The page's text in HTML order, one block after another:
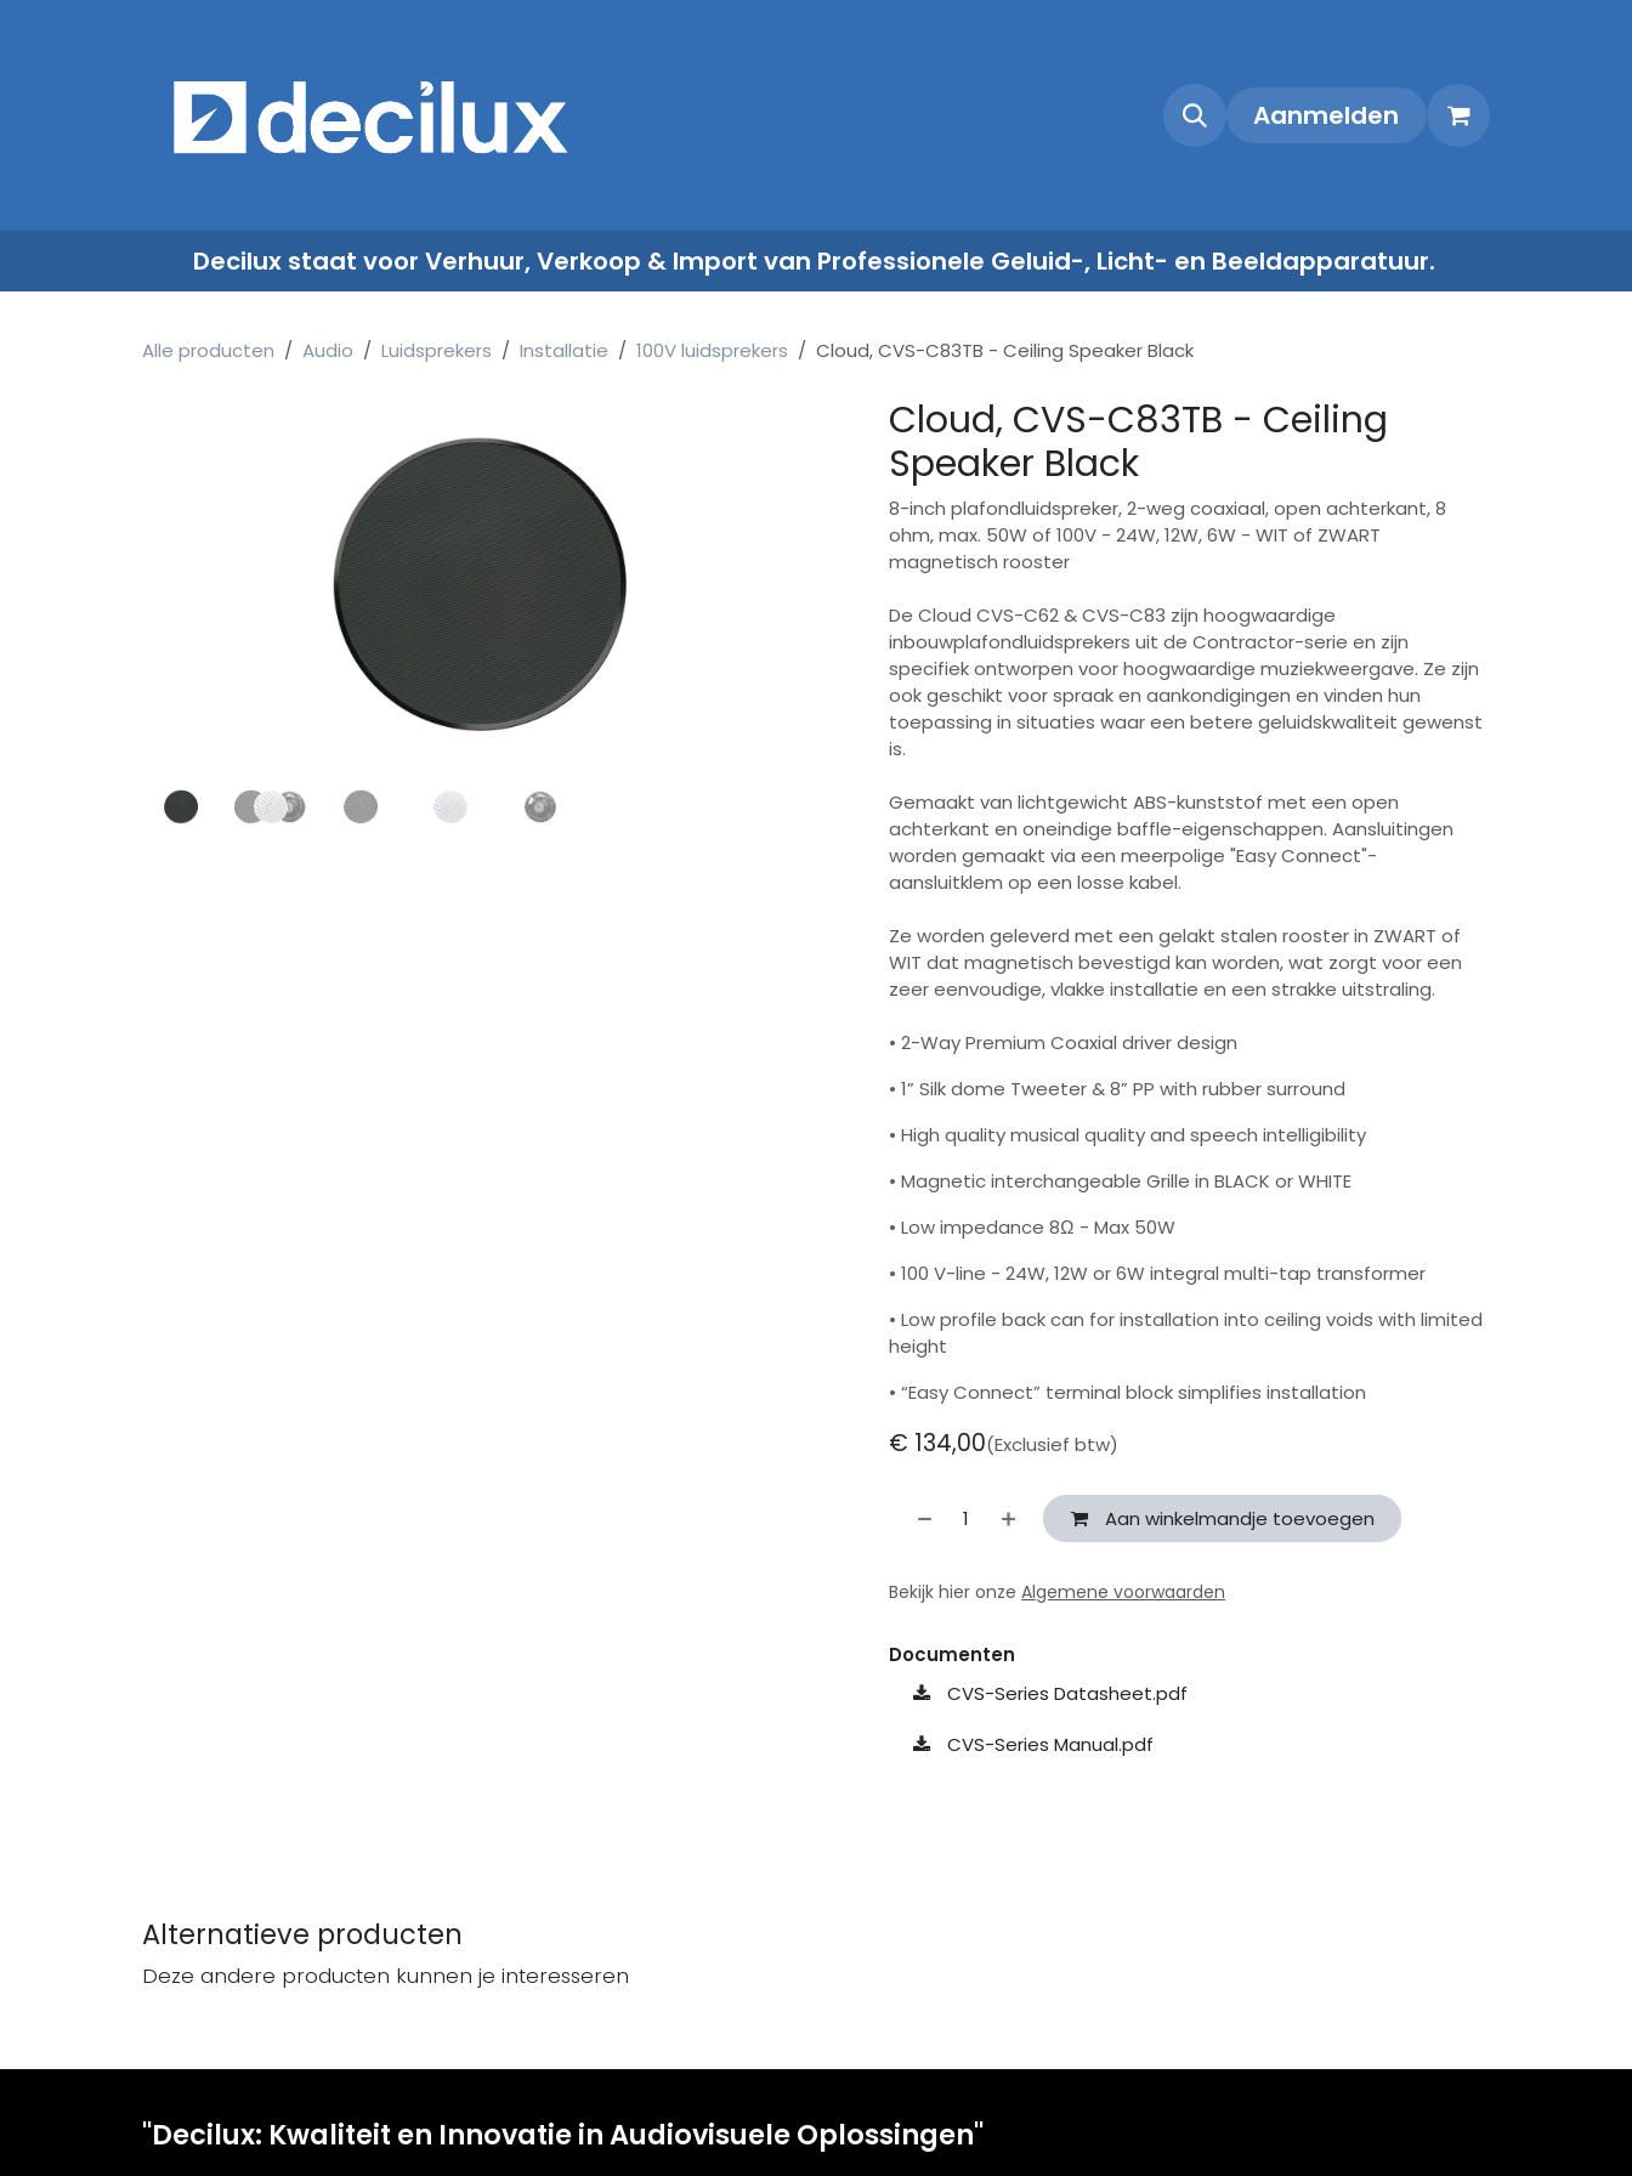
ContactAanmelden
Decilux staat voor Verhuur, Verkoop & Import van Professionele Geluid-, Licht- en Beeldapparatuur.
Alle producten Audio Luidsprekers Installatie 100V luidsprekers Cloud, CVS-C83TB - Ceiling Speaker Black
Cloud, CVS-C83TB - Ceiling
Speaker Black
8-inch plafondluidspreker, 2-weg coaxiaal, open achterkant, 8
ohm, max. 50W of 100V - 24W, 12W, 6W - WIT of ZWART
magnetisch rooster
De Cloud CVS-C62 & CVS-C83 zijn hoogwaardige
inbouwplafondluidsprekers uit de Contractor-serie en zijn
specifiek ontworpen voor hoogwaardige muziekweergave. Ze zijn
ook geschikt voor spraak en aankondigingen en vinden hun
toepassing in situaties waar een betere geluidskwaliteit gewenst
is.
Gemaakt van lichtgewicht ABS-kunststof met een open
achterkant en oneindige baffle-eigenschappen. Aansluitingen
worden gemaakt via een meerpolige "Easy Connect"-
aansluitklem op een losse kabel.
Ze worden geleverd met een gelakt stalen rooster in ZWART of
WIT dat magnetisch bevestigd kan worden, wat zorgt voor een
zeer eenvoudige, vlakke installatie en een strakke uitstraling.
• 2-Way Premium Coaxial driver design
• 1” Silk dome Tweeter & 8” PP with rubber surround
• High quality musical quality and speech intelligibility
• Magnetic interchangeable Grille in BLACK or WHITE
• Low impedance 8Ω - Max 50W
• 100 V-line - 24W, 12W or 6W integral multi-tap transformer
• Low profile back can for installation into ceiling voids with limited
height
• “Easy Connect” terminal block simplifies installation
€ 134,00(Exclusief btw)
Aan winkelmandje toevoegen
Bekijk hier onze Algemene voorwaarden
Documenten
CVS-Series Datasheet.pdf
CVS-Series Manual.pdf
Alternatieve producten
Deze andere producten kunnen je interesseren
"Decilux: Kwaliteit en Innovatie in Audiovisuele Oplossingen"